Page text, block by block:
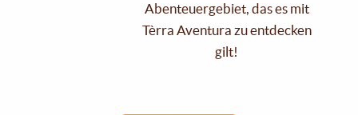
Abenteuergebiet, das es mit
Tèrra Aventura zu entdecken
gilt!